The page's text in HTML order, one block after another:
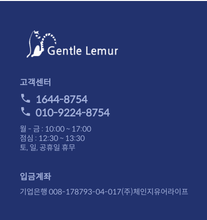
고객센터
1644-8754
010-9224-8754
월 - 금 : 10:00 ~ 17:00
점심 : 12:30 ~ 13:30
토, 일, 공휴일 휴무
입금계좌
기업은행 008-178793-04-017(주)체인지유어라이프